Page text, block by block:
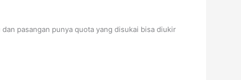
pasangan punya quota yang disukai bisa diukir